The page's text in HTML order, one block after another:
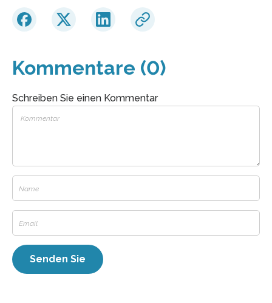
Kommentare (0)
Schreiben Sie einen Kommentar